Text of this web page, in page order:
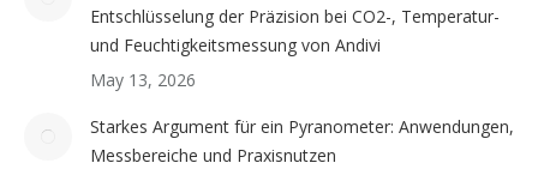
Entschlüsselung der Präzision bei CO2-, Temperatur-
und Feuchtigkeitsmessung von Andivi
May 13, 2026
Starkes Argument für ein Pyranometer: Anwendungen,
Messbereiche und Praxisnutzen